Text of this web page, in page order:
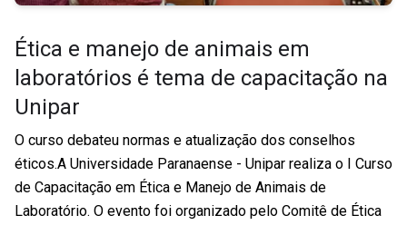
Ética e manejo de animais em
laboratórios é tema de capacitação na
Unipar
O curso debateu normas e atualização dos conselhos
éticos.A Universidade Paranaense - Unipar realiza o I Curso
de Capacitação em Ética e Manejo de Animais de
Laboratório. O evento foi organizado pelo Comitê de Ética